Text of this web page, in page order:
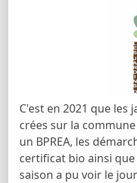
C'est en 2021 que les
crées sur la
un BPREA, les
certificat bio ainsi
saison a pu voir le